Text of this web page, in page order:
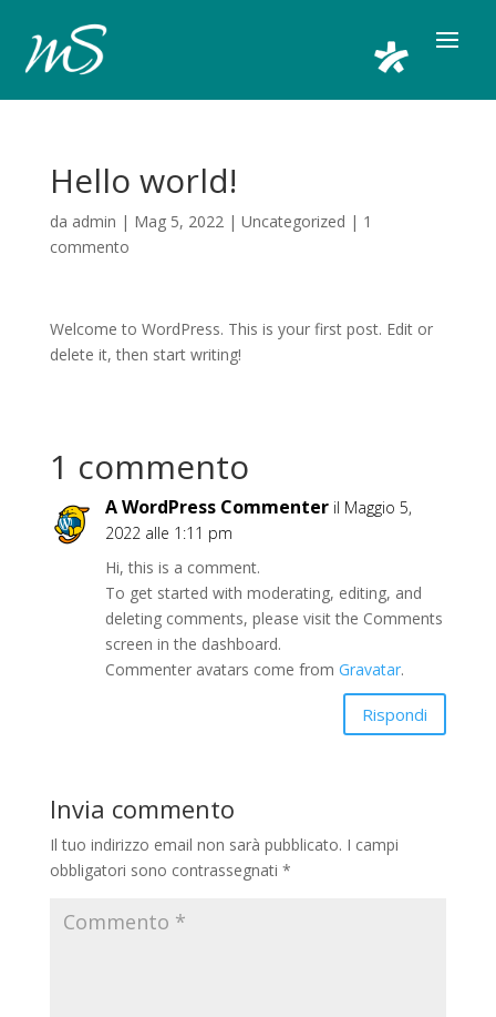
Hello world!
da admin | Mag 5, 2022| Uncategorized | 1
commento
Welcome to WordPress. This is your first post. Edit or
delete it, then start writing!
1 commento
A WordPress Commenter il Maggio 5,
2022 alle 1:11 pm
Hi, this is a comment.
To get started with moderating, editing, and
deleting comments, please visit the Comments
screen in the dashboard.
Commenter avatars come from Gravatar.
Rispondi
Invia commento
Il tuo indirizzo email non sarà pubblicato. I campi
obbligatori sono contrassegnati *